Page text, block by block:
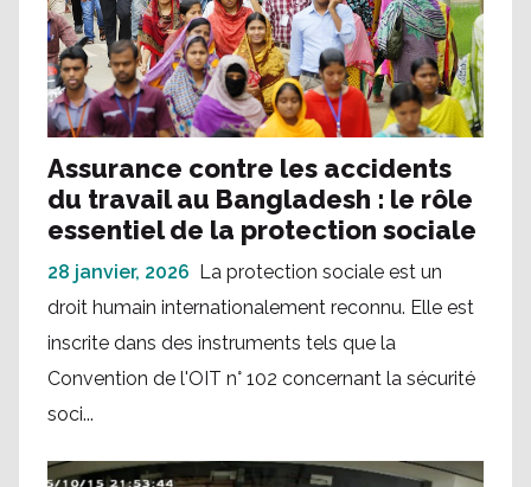
Assurance contre les accidents
du travail au Bangladesh : le rôle
essentiel de la protection sociale
28 janvier, 2026 La protection sociale est un
droit humain internationalement reconnu. Elle est
inscrite dans des instruments tels que la
Convention de l'OIT n° 102 concernant la sécurité
soci...